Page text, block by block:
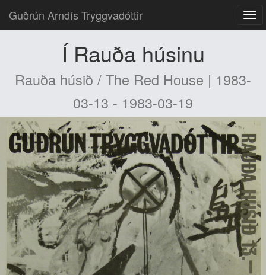
Guðrún Arndís Tryggvadóttir
Í Rauða húsinu
Rauða húsið / The Red House | 1983-
03-13 - 1983-03-19